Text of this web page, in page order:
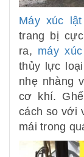
Máy xúc lật
trang bị
ra, máy
thủy lực
nhẹ nhàng
cơ khí.
cách so với
mái trong